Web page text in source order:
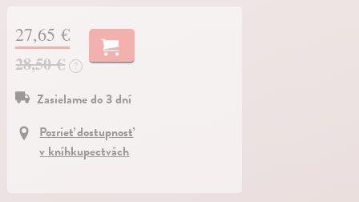
27,65 €
28,50 €
?
Zasielame do 3 dní
Pozrieť dostupnosť
v kníhkupectvách